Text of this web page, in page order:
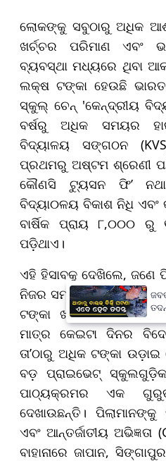
ଲୋକଙ୍କୁ ସବୁଠାରୁ ଅଧିକ
ଖର୍ଚ୍ଚର ପରିମାଣ ଏବଂ
ବ୍ୟବସ୍ଥା ମଧ୍ୟରେ ଥିବା
ଲକ୍ଷ ଟଙ୍କା ହେଉଛି
ସ୍କୁଲ୍ ଚେନ୍ 'କେନ୍ଦ୍ରୀୟ
ବର୍ଷରୁ ଅଧିକ ସମୟର
ବିଦ୍ୟାଳୟ ସଙ୍ଗଠନ
ପ୍ରଥମରୁ ଅଷ୍ଟମ ଶ୍ରେଣୀ
କୌଣସି ଟ୍ୟୁସନ ଫି’
ବିଦ୍ୟା୦ଳୟ ବିକାଶ ନିଧି
ବାର୍ଷିକ ପ୍ରାୟ ୮,୦୦୦ ରୁ
ପଡ଼ିଥାଏ।
ଏହି ହିସାବକୁ ଦେଖିଲେ, ଜଣେ
ନିଜର ସମ୍ପୂର୍ଣ୍ଣ ସ୍କୁଲ୍ ଶିକ୍ଷା
ଟଙ୍କା ଖର୍ଚ୍ଚ କରେ,
ମାତ୍ର କେଇଟା ଦିନର
ତା’ଠାରୁ ଅଧିକ ଟଙ୍କା
ବଡ଼ ପ୍ରାଇଭେଟ୍
ପାଠ୍ୟକ୍ରମର ଏକ
ଦେଖାଉଛନ୍ତି। ପିଲାମାନଙ୍କୁ
ଏବଂ ଆନ୍ତର୍ଜାତୀୟ ଅଭିଜ୍ଞତା
ବାହାନାରେ ଜାପାନ,